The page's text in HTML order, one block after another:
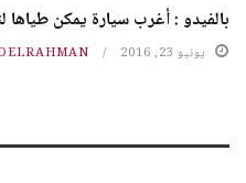
بالفيدو : أغرب سيارة يمكن طياها
يونيو 23, 2016